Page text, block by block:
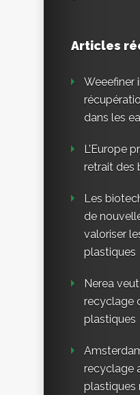
Articles
Weeefiner
dans les
L’Europe
retrait des
Les
de
valoriser
plastiques
Nerea
recyclage
plastiques
recyclage
plastiques